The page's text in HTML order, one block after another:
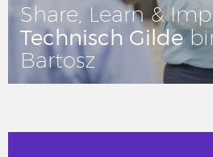
Share, Learn &
Tech­nisch Gilde
Bartosz